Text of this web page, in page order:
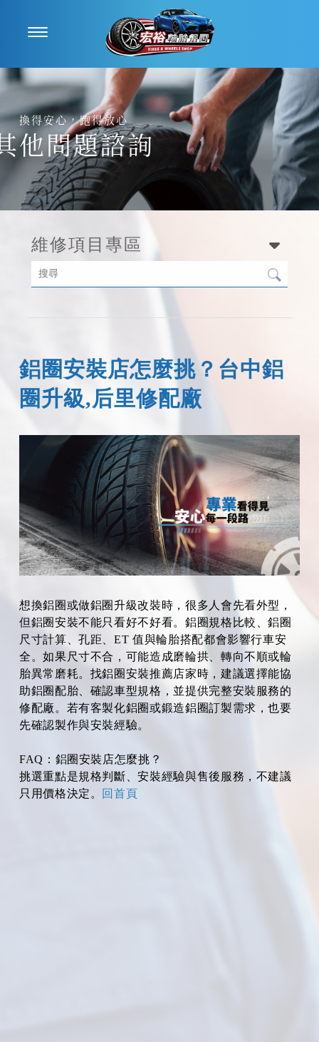
他問題諮詢
維修項目專區
鋁圈安裝店怎麼挑？台中鋁
圈升級,后里修配廠
想換鋁圈或做鋁圈升級改裝時，很多人會先看外型，
但鋁圈安裝不能只看好不好看。鋁圈規格比較、鋁圈
尺寸計算、孔距、ET 值與輪胎搭配都會影響行車安
全。如果尺寸不合，可能造成磨輪拱、轉向不順或輪
胎異常磨耗。找鋁圈安裝推薦店家時，建議選擇能協
助鋁圈配胎、確認車型規格，並提供完整安裝服務的
修配廠。若有客製化鋁圈或鍛造鋁圈訂製需求，也要
先確認製作與安裝經驗。
FAQ：鋁圈安裝店怎麼挑？
挑選重點是規格判斷、安裝經驗與售後服務，不建議
只用價格決定。 回首頁